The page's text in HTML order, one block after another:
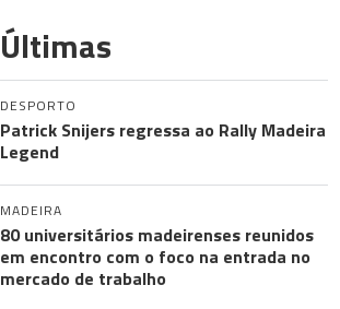
Últimas
DESPORTO
Patrick Snijers regressa ao Rally Madeira
Legend
MADEIRA
80 universitários madeirenses reunidos
em encontro com o foco na entrada no
mercado de trabalho